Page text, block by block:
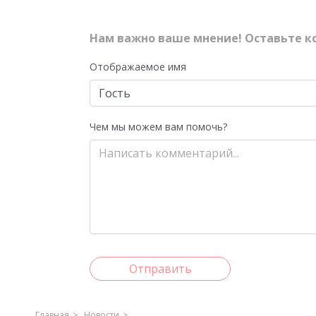
Нам важно ваше мнение! Оставьте
Отображаемое имя
Чем мы можем вам помочь?
Отправить